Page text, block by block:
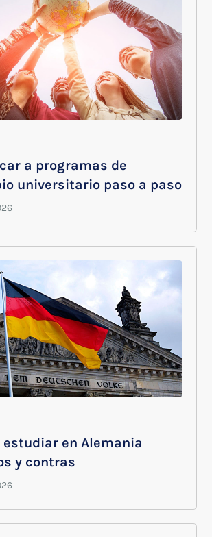
a programas de
universitario paso a paso
estudiar en Alemania
y contras